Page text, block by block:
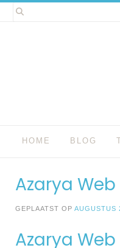
Spring
naar
HOME BLOG
Azarya
GEPLAATST OP AUGUSTUS
Azarya